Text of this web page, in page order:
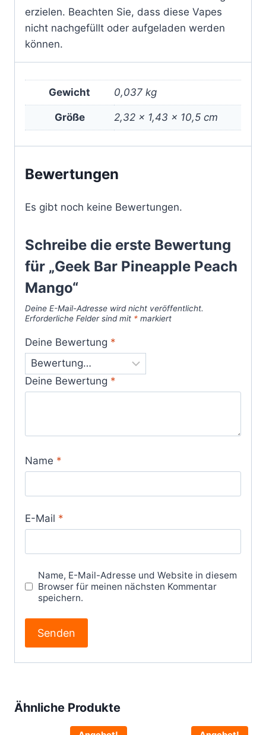
erzielen. Beachten Sie, dass diese Vapes
nicht nachgefüllt oder aufgeladen werden
können.
Gewicht 0,037 kg
Größe 2,32 × 1,43 × 10,5 cm
Bewertungen
Es gibt noch keine Bewertungen.
Schreibe die erste Bewertung
für „Geek Bar Pineapple Peach
Mango“
Deine E-Mail-Adresse wird nicht veröffentlicht.
Erforderliche Felder sind mit * markiert
Deine Bewertung *
Deine Bewertung *
Name *
E-Mail *
Name, E-Mail-Adresse und Website in diesem
Browser für meinen nächsten Kommentar
speichern.
Ähnliche Produkte